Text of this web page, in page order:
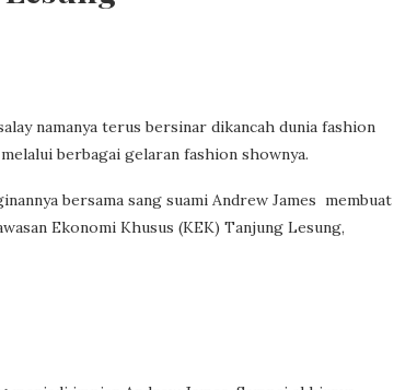
namanya terus bersinar dikancah dunia fashion
berbagai gelaran fashion shownya.
bersama sang suami Andrew James membuat
Ekonomi Khusus (KEK) Tanjung Lesung,